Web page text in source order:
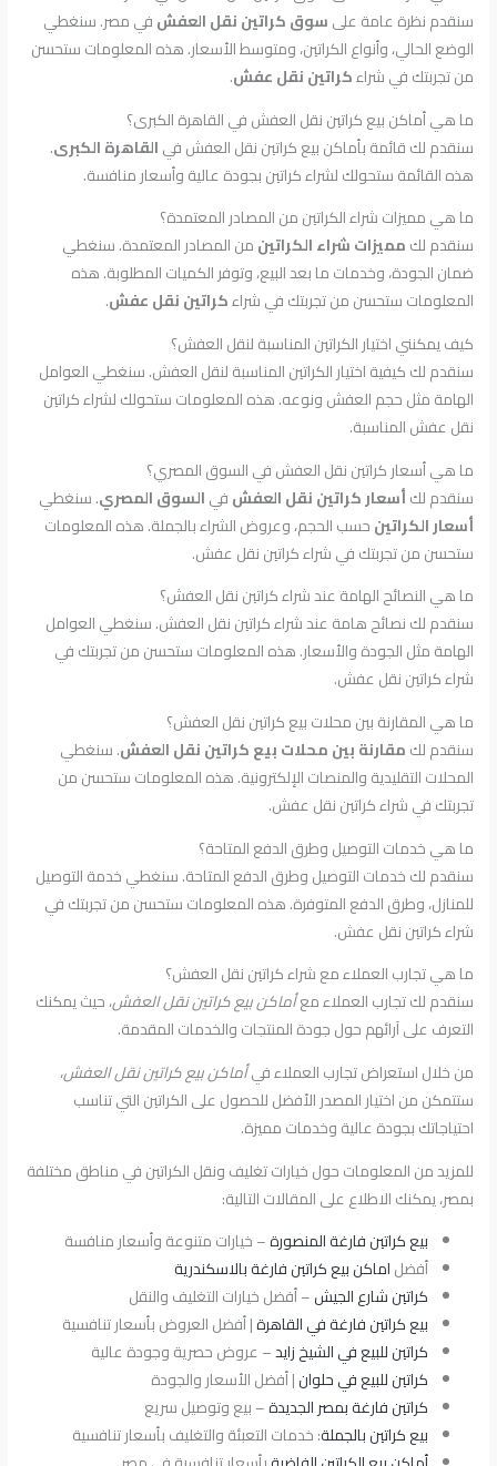
سنقدم نظرة عامة علىسوق كراتين نقل العفشفي مصر. سنغطي
الوضع الحالي، وأنواع الكراتين، ومتوسط الأسعار. هذه المعلومات ستحسن
من تجربتك في شراءكراتين نقل عفش.
ما هي أماكن بيع كراتين نقل العفش في القاهرة الكبرى؟
سنقدم لك قائمة بأماكن بيع كراتين نقل العفش فيالقاهرة الكبرى.
هذه القائمة ستحولك لشراء كراتين بجودة عالية وأسعار منافسة.
ما هي مميزات شراء الكراتين من المصادر المعتمدة؟
سنقدم لكمميزات شراء الكراتينمن المصادر المعتمدة. سنغطي
ضمان الجودة، وخدمات ما بعد البيع، وتوفر الكميات المطلوبة. هذه
المعلومات ستحسن من تجربتك في شراءكراتين نقل عفش.
كيف يمكنني اختيار الكراتين المناسبة لنقل العفش؟
سنقدم لك كيفية اختيار الكراتين المناسبة لنقل العفش. سنغطي العوامل
الهامة مثل حجم العفش ونوعه. هذه المعلومات ستحولك لشراء كراتين
نقل عفش المناسبة.
ما هي أسعار كراتين نقل العفش في السوق المصري؟
سنقدم لكأسعار كراتين نقل العفشفيالسوق المصري. سنغطي
أسعار الكراتينحسب الحجم، وعروض الشراء بالجملة. هذه المعلومات
ستحسن من تجربتك في شراء كراتين نقل عفش.
ما هي النصائح الهامة عند شراء كراتين نقل العفش؟
سنقدم لك نصائح هامة عند شراء كراتين نقل العفش. سنغطي العوامل
الهامة مثل الجودة والأسعار. هذه المعلومات ستحسن من تجربتك في
شراء كراتين نقل عفش.
ما هي المقارنة بين محلات بيع كراتين نقل العفش؟
سنقدم لكمقارنة بين محلات بيع كراتين نقل العفش. سنغطي
المحلات التقليدية والمنصات الإلكترونية. هذه المعلومات ستحسن من
تجربتك في شراء كراتين نقل عفش.
ما هي خدمات التوصيل وطرق الدفع المتاحة؟
سنقدم لك خدمات التوصيل وطرق الدفع المتاحة. سنغطي خدمة التوصيل
للمنازل، وطرق الدفع المتوفرة. هذه المعلومات ستحسن من تجربتك في
شراء كراتين نقل عفش.
ما هي تجارب العملاء مع شراء كراتين نقل العفش؟
سنقدم لك تجارب العملاء معأماكن بيع كراتين نقل العفش، حيث يمكنك
التعرف على آرائهم حول جودة المنتجات والخدمات المقدمة.
من خلال استعراض تجارب العملاء فيأماكن بيع كراتين نقل العفش،
ستتمكن من اختيار المصدر الأفضل للحصول على الكراتين التي تناسب
احتياجاتك بجودة عالية وخدمات مميزة.
للمزيد من المعلومات حول خيارات تغليف ونقل الكراتين في مناطق مختلفة
بمصر، يمكنك الاطلاع على المقالات التالية:
بيع كراتين فارغة المنصورة– خيارات متنوعة وأسعار منافسة
أفضلاماكن بيع كراتين فارغة بالاسكندرية
كراتين شارع الجيش– أفضل خيارات التغليف والنقل
بيع كراتين فارغة في القاهرة| أفضل العروض بأسعار تنافسية
كراتين للبيع في الشيخ زايد– عروض حصرية وجودة عالية
كراتين للبيع في حلوان| أفضل الأسعار والجودة
كراتين فارغة بمصر الجديدة– بيع وتوصيل سريع
بيع كراتين بالجملة: خدمات التعبئة والتغليف بأسعار تنافسية